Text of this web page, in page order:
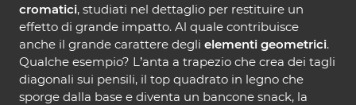
cromatici, studiati nel dettaglio per restituire un
effetto di grande impatto. Al quale contribuisce
anche il grande carattere degli elementi geometrici.
Qualche esempio? L’anta a trapezio che crea dei tagli
diagonali sui pensili, il top quadrato in legno che
sporge dalla base e diventa un bancone snack, la